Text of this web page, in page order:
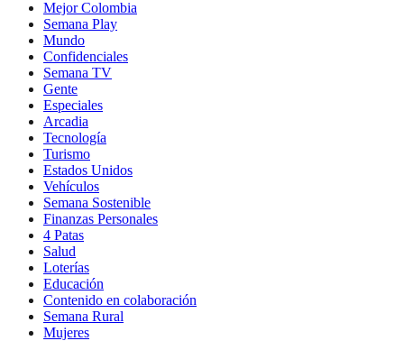
Mejor Colombia
Semana Play
Mundo
Confidenciales
Semana TV
Gente
Especiales
Arcadia
Tecnología
Turismo
Estados Unidos
Vehículos
Semana Sostenible
Finanzas Personales
4 Patas
Salud
Loterías
Educación
Contenido en colaboración
Semana Rural
Mujeres